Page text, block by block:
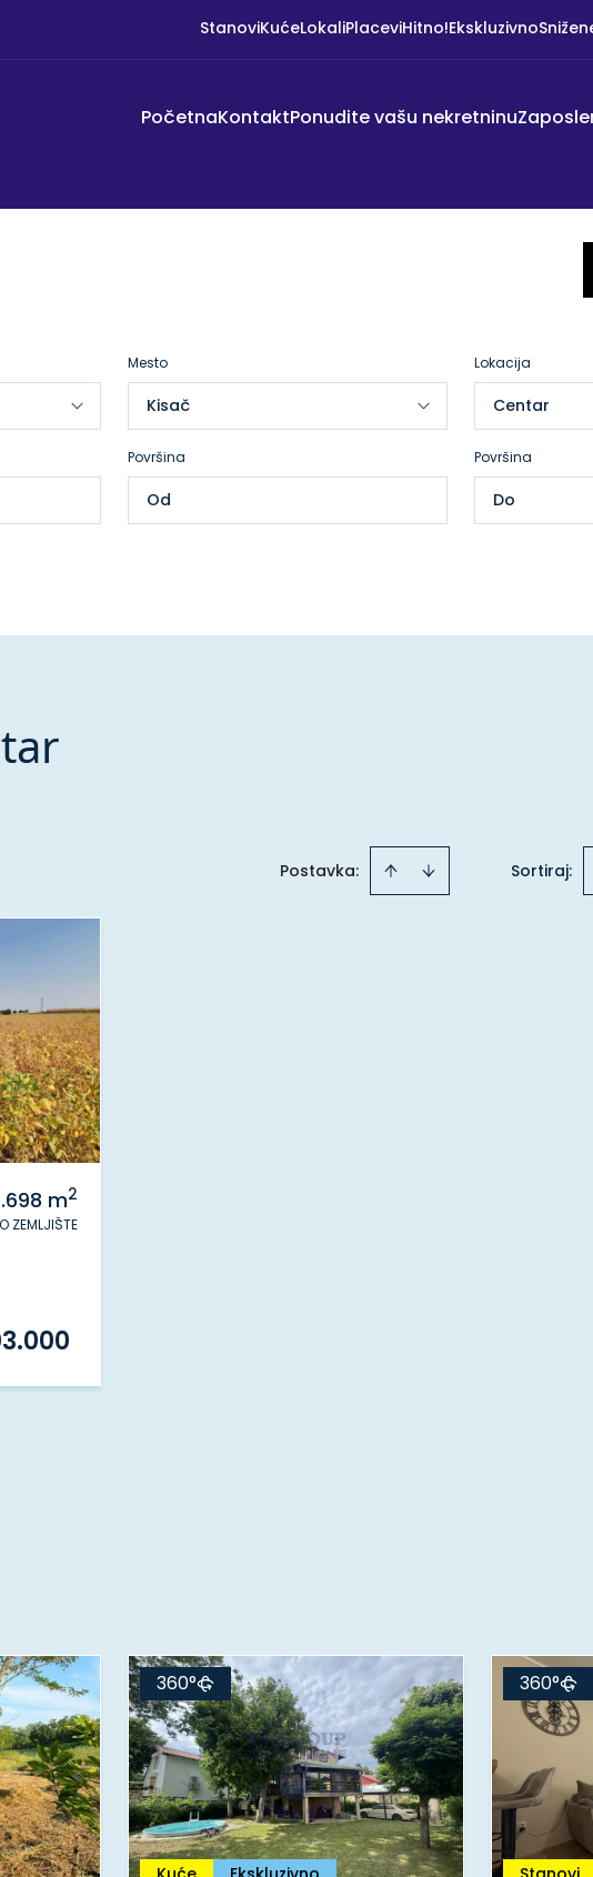
StanoviKućeLokaliPlaceviHitno!Ekskluzivno
PočetnaKontaktPonudite vašu nekretninu
Mesto Lokacija
Centar
Površina Površina
Postavka: Sortiraj:
m2
ZEMLJIŠTE
360° 360°